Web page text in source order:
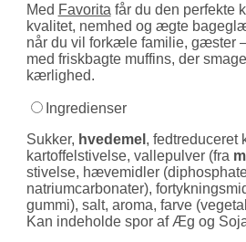
Med Favorita får du den perfekte
kvalitet, nemhed og ægte
når du vil forkæle familie, gæster
med friskbagte muffins, der
kærlighed.
Ingredienser
Sukker, hvedemel , fedtreduceret
kartoffelstivelse, vallepulver (fra
stivelse, hævemidler
natriumcarbonater),
gummi), salt, aroma, farve
Kan indeholde spor af Æg og